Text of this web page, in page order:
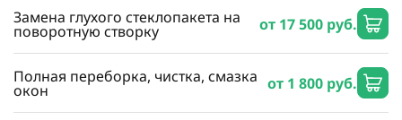
Замена глухого стеклопакета на
поворотную створку от 17 500 руб.
Полная переборка, чистка, смазка
окон от 1 800 руб.